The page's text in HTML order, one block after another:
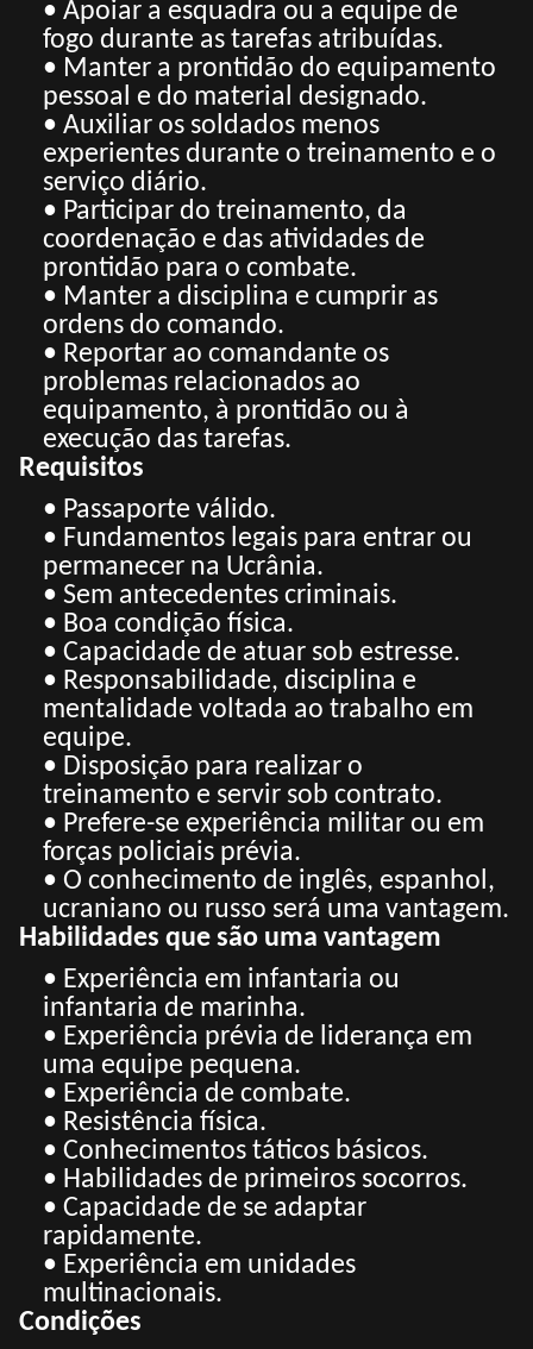
• Apoiar a esquadra ou a equipe de
fogo durante as tarefas atribuídas.
• Manter a prontidão do equipamento
pessoal e do material designado.
• Auxiliar os soldados menos
experientes durante o treinamento e o
serviço diário.
• Participar do treinamento, da
coordenação e das atividades de
prontidão para o combate.
• Manter a disciplina e cumprir as
ordens do comando.
• Reportar ao comandante os
problemas relacionados ao
equipamento, à prontidão ou à
execução das tarefas.
Requisitos
• Passaporte válido.
• Fundamentos legais para entrar ou
permanecer na Ucrânia.
• Sem antecedentes criminais.
• Boa condição física.
• Capacidade de atuar sob estresse.
• Responsabilidade, disciplina e
mentalidade voltada ao trabalho em
equipe.
• Disposição para realizar o
treinamento e servir sob contrato.
• Prefere-se experiência militar ou em
forças policiais prévia.
• O conhecimento de inglês, espanhol,
ucraniano ou russo será uma vantagem.
Habilidades que são uma vantagem
• Experiência em infantaria ou
infantaria de marinha.
• Experiência prévia de liderança em
uma equipe pequena.
• Experiência de combate.
• Resistência física.
• Conhecimentos táticos básicos.
• Habilidades de primeiros socorros.
• Capacidade de se adaptar
rapidamente.
• Experiência em unidades
multinacionais.
Condições